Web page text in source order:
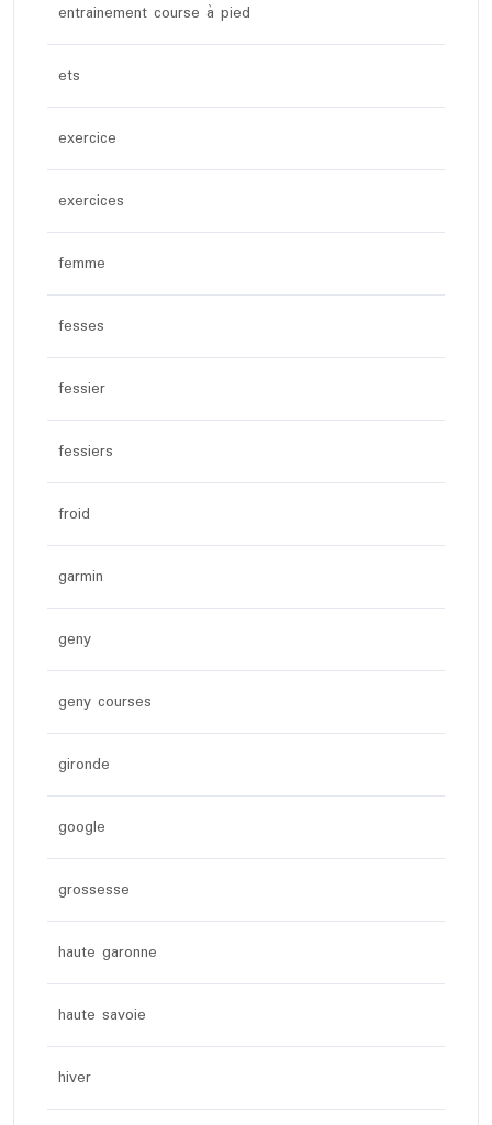
entrainement course à pied
ets
exercice
exercices
femme
fesses
fessier
fessiers
froid
garmin
geny
geny courses
gironde
google
grossesse
haute garonne
haute savoie
hiver